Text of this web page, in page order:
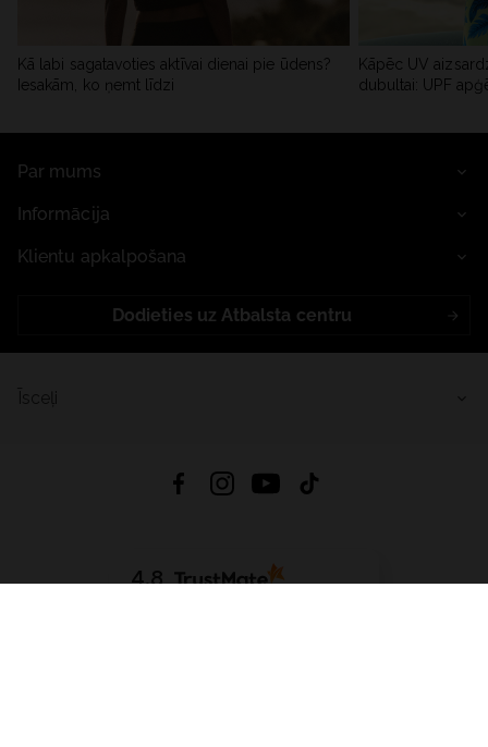
Kā labi sagatavoties aktīvai dienai pie ūdens?
Iesakām, ko ņemt līdzi
Kāpēc UV
dubultai: UPF
Par mums
Informācija
Klientu apkalpošana
Dodieties uz Atbalsta centru
4.8